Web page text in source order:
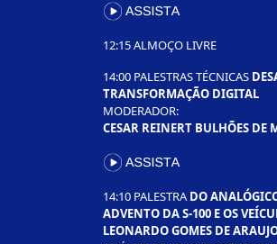
12:15 ALMOÇO LIVRE
14:00 PALESTRAS TÉCNICAS
TRANSFORMAÇÃO DIGITAL
MODERADOR:
CESAR REINERT BULHÕES DE
14:10 PALESTRADO
ADVENTO DA S-100 E OS
LEONARDO GOMES DE